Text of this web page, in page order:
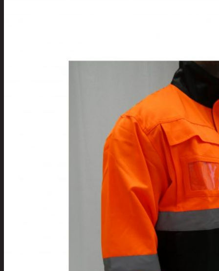
Kausituotteet
Joulu
Joulu- ja kausivalot
Eläimet ja
tontut
Kyntteliköt
Valoketjut ja
kuusenvalot
Joulukoristeet
Kranssit ja
asetelmat
Tontut ja
Joulutekstiilit
Paketointi
Marjastus